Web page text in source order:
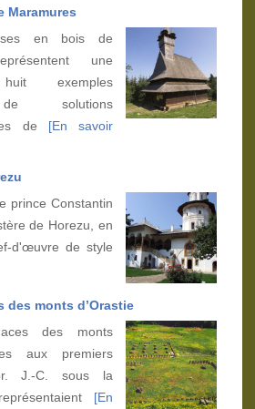
Maramures
en bois de
une
exemples
de solutions
de [En savoir
prince Constantin
de Horezu, en
d'œuvre de style
des monts d’Orastie
des monts
aux premiers
J.-C. sous la
[En